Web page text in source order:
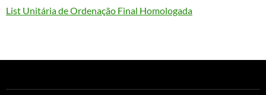
List Unitária de Ordenação Final Homologada